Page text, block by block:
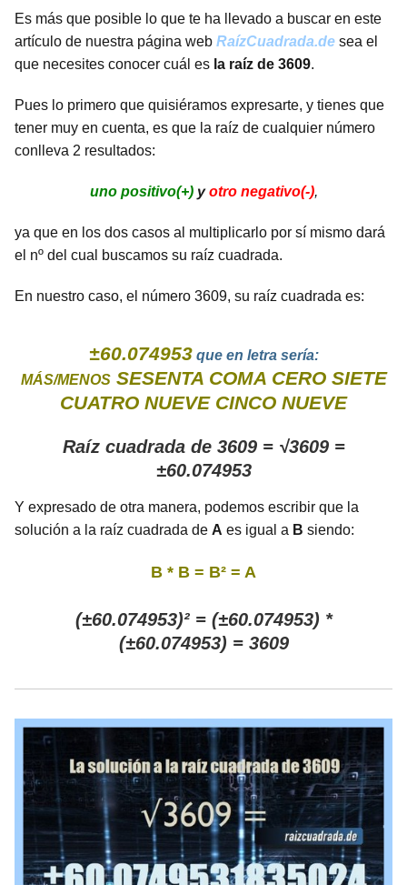
Es más que posible lo que te ha llevado a buscar en este
artículo de nuestra página web RaízCuadrada.de sea el
que necesites conocer cuál es la raíz de 3609.
Pues lo primero que quisiéramos expresarte, y tienes que
tener muy en cuenta, es que la raíz de cualquier número
conlleva 2 resultados:
uno positivo(+)yotro negativo(-),
ya que en los dos casos al multiplicarlo por sí mismo dará
el nº del cual buscamos su raíz cuadrada.
En nuestro caso, el número 3609, su raíz cuadrada es:
±60.074953que en letra sería:
MÁS/MENOS SESENTA COMA CERO SIETE
CUATRO NUEVE CINCO NUEVE
Raíz cuadrada de 3609 = √3609 =
±60.074953
Y expresado de otra manera, podemos escribir que la
solución a la raíz cuadrada de A es igual a B siendo:
B * B = B² = A
(±60.074953)² = (±60.074953) *
(±60.074953) = 3609